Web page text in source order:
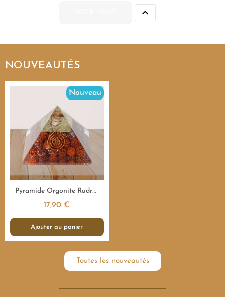

NOUVEAUTÉS
Aperçu rapide
Nouveau
Pyramide Orgonite Rudraksha Sacrée - 7,5 cm
17,90 €
Ajouter au panier
Toutes les nouveautés